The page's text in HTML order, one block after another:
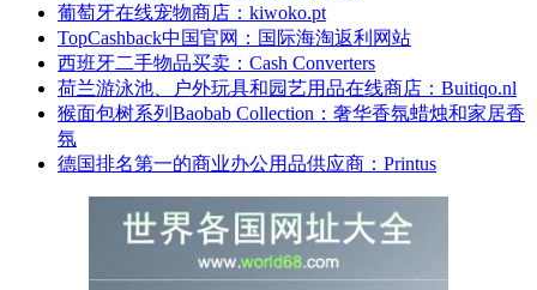
葡萄牙在线宠物商店：kiwoko.pt
TopCashback中国官网：国际海淘返利网站
西班牙二手物品买卖：Cash Converters
荷兰游泳池、户外玩具和园艺用品在线商店：Buitiqo.nl
猴面包树系列Baobab Collection：奢华香氛蜡烛和家居香
氛
德国排名第一的商业办公用品供应商：Printus